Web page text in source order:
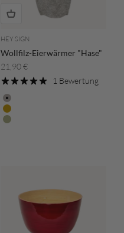
HEY SIGN
Wollfilz-Eierwärmer "Hase"
Angebot
21,90 €
1 Bewertung
Farbe
Hellmeliert
Curry
Salbeigrün